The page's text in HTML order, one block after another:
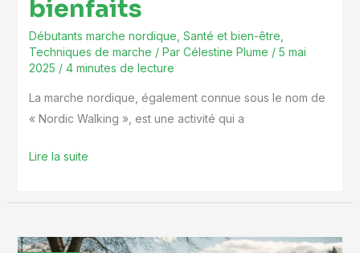
bienfaits
Débutants marche nordique Santé et bien-être
Techniques de marche / Par Célestine Plume / 5 mai
2025 / 4 minutes de lecture
La marche nordique, également connue sous le nom de
« Nordic Walking », est une activité qui a
Lire la suite